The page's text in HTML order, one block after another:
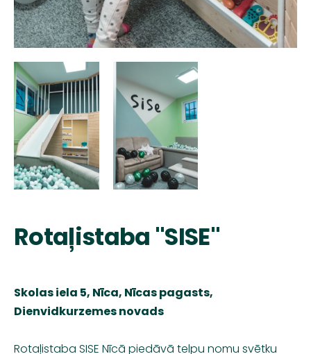
Rotaļistaba "SISE"
Skolas iela 5, Nīca, Nīcas pagasts,
Dienvidkurzemes novads
Rotaļistaba SISE Nīcā piedāvā telpu nomu svētku